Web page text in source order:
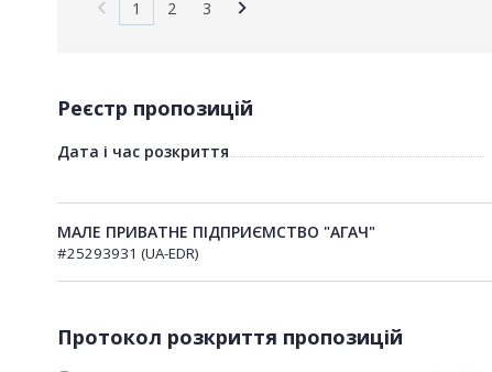
1 2 3
Реєстр пропозицій
Дата і час розкриття
МАЛЕ ПРИВАТНЕ ПІДПРИЄМСТВО "АГАЧ"
#25293931 (UA-EDR)
Протокол розкриття пропозицій